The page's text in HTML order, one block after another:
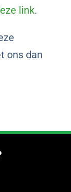
link.
ons dan